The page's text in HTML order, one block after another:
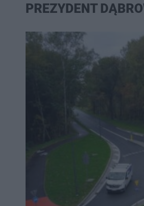
PREZYDENT